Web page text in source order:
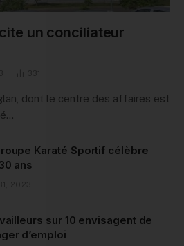
un conciliateur
dont le centre des affaires est
Karaté Sportif célèbre
ans
sur 10 envisagent de
d’emploi